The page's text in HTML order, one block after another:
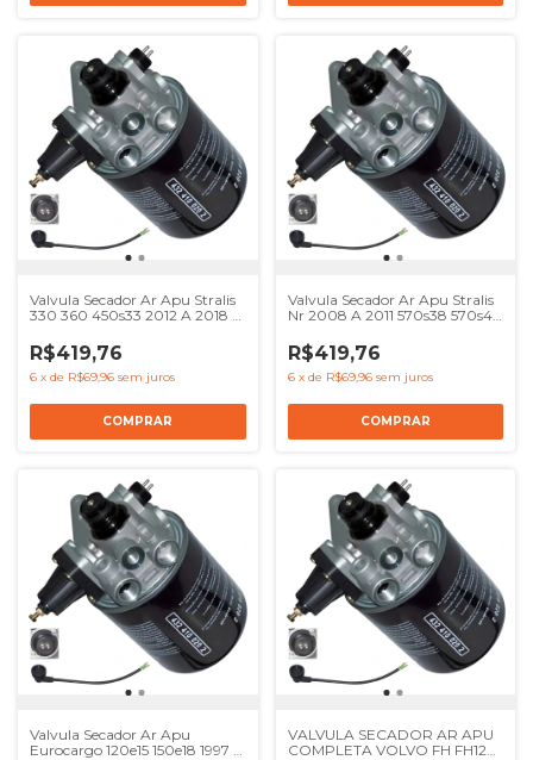
Valvula Secador Ar Apu Stralis
330 360 450s33 2012 A 2018 -
4324100000 504120057
R$419,76
6 x de R$69,96 sem juros
Valvula Secador Ar Apu Stralis
Nr 2008 A 2011 570s38 570s42
4324100000 504120057
R$419,76
6 x de R$69,96 sem juros
Valvula Secador Ar Apu
Eurocargo 120e15 150e18 1997 A
VALVULA SECADOR AR APU
COMPLETA VOLVO FH FH12